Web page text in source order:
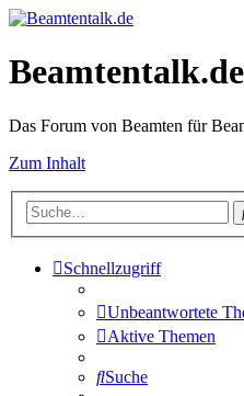
Beamtentalk.de
Das Forum von Beamten für
Zum Inhalt
Schnellzugriff
Unbeantwortete
Aktive Themen
Suche